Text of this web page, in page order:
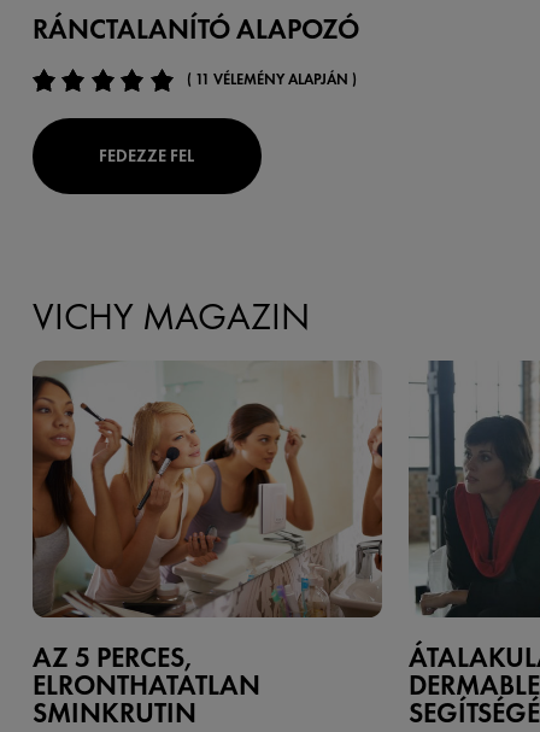
RÁNCTALANÍTÓ ALAPOZÓ
( 11 VÉLEMÉNY ALAPJÁN )
FEDEZZE FEL
VICHY MAGAZIN
AZ 5 PERCES,
ELRONTHATATLAN
SMINKRUTIN